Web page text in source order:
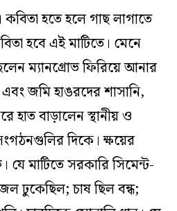
কবিতা হতে হলে গাছ লাগাতে
হবে এই মাটিতে। মেনে
ম্যানগ্রোভ ফিরিয়ে আনার
এবং জমি হাঙরদের শাসানি,
হাত বাড়ালেন স্থানীয় ও
দিকে। ক্ষয়ের
মাটিতে সরকারি সিমেন্ট-
ঢুকেছিল; চাষ ছিল বন্ধ;